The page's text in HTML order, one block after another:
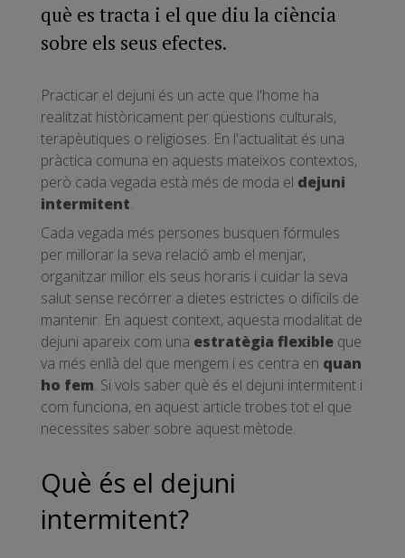
què es tracta i el que diu la ciència
sobre els seus efectes.
Practicar el dejuni és un acte que l'home ha
realitzat històricament per qüestions culturals,
terapèutiques o religioses. En l'actualitat és una
pràctica comuna en aquests mateixos contextos,
però cada vegada està més de moda el dejuni
intermitent.
Cada vegada més persones busquen fórmules
per millorar la seva relació amb el menjar,
organitzar millor els seus horaris i cuidar la seva
salut sense recórrer a dietes estrictes o difícils de
mantenir. En aquest context, aquesta modalitat de
dejuni apareix com una estratègia flexible que
va més enllà del que mengem i es centra en quan
ho fem. Si vols saber què és el dejuni intermitent i
com funciona, en aquest article trobes tot el que
necessites saber sobre aquest mètode.
Què és el dejuni
intermitent?